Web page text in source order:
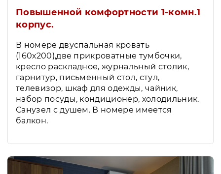
Повышенной комфортности 1-комн.1
корпус.
В номере двуспальная кровать
(160х200),две прикроватные тумбочки,
кресло раскладное, журнальный столик,
гарнитур, письменный стол, стул,
телевизор, шкаф для одежды, чайник,
набор посуды, кондиционер, холодильник.
Санузел с душем. В номере имеется
балкон.